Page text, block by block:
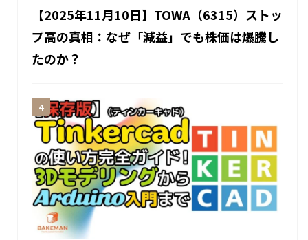
【2025年11月10日】TOWA（6315）ストッ
プ高の真相：なぜ「減益」でも株価は爆騰し
たのか？